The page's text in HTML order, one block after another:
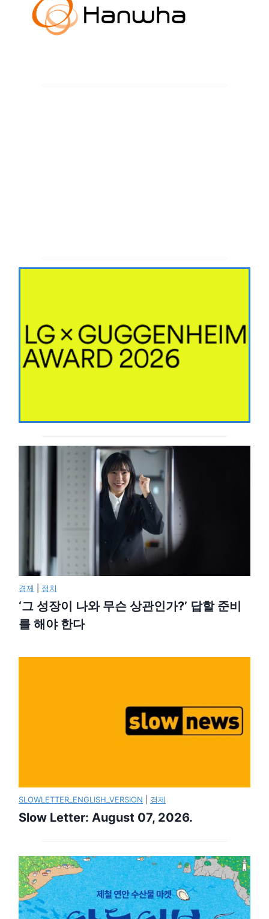
경제 정치
‘그 성장이 나와 무슨 상관인가?’ 답할 준비
를 해야 한다
SLOWLETTER_ENGLISH_VERSION 경제
Slow Letter: August 07, 2026.